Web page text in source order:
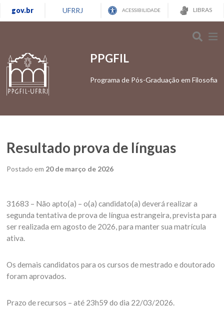
gov.br UFRRJ ACESSIBILIDADE LIBRAS
PPGFIL
Programa de Pós-Graduação em Filosofia
Resultado prova de línguas
Postado em 20 de março de 2026
31683 – Não apto(a) – o(a) candidato(a) deverá realizar a
segunda tentativa de prova de língua estrangeira, prevista para
ser realizada em agosto de 2026, para manter sua matrícula
ativa.
Os demais candidatos para os cursos de mestrado e doutorado
foram aprovados.
Prazo de recursos – até 23h59 do dia 22/03/2026.